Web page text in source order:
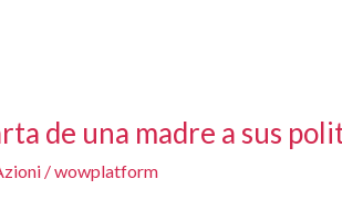
de una madre a sus
/wowplatform